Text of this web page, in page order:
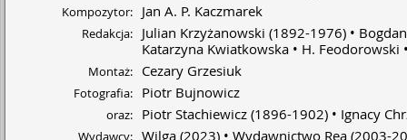
Kompozytor: Jan A. P. Kaczmarek
Redakcja: Julian Krzyżanowski (1892-1976)
Katarzyna Kwiatkowska
H. Feodorowski
Montaż: Cezary Grzesiuk
Fotografia: Piotr Bujnowicz
oraz: Piotr Stachiewicz (1896-1902) Ignacy
Wydawcy: Wilga (2023) Wydawnictwo Rea (2003-